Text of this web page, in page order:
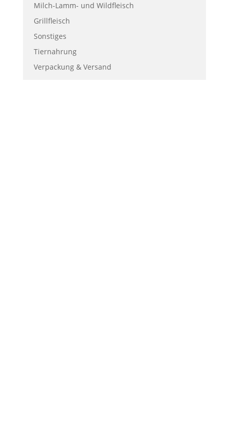
Milch-Lamm- und Wildfleisch
Grillfleisch
Sonstiges
Tiernahrung
Verpackung & Versand